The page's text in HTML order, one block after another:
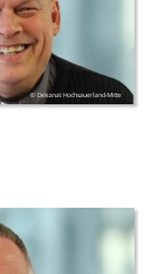
© Dekanat Hochsauerland-Mitte